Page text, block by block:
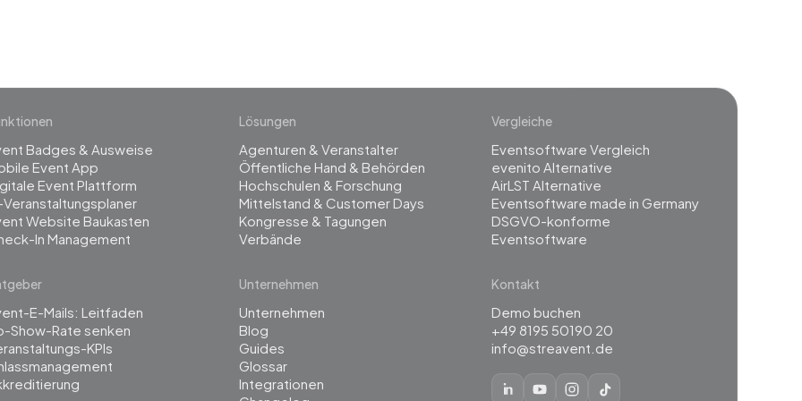
Badges & Ausweise
Event App
Event Plattform
Veranstaltungsplaner
Website Baukasten
In Management
Lösungen
Agenturen & Veranstalter
Öffentliche Hand & Behörden
Hochschulen & Forschung
Mittelstand & Customer Days
Kongresse & Tagungen
Verbände
Vergleiche
Eventsoftware Vergleich
evenito Alternative
AirLST Alternative
Eventsoftware made in Germany
DSGVO-konforme
Eventsoftware
E-Mails: Leitfaden
Show-Rate senken
KPIs
Unternehmen
Unternehmen
Blog
Guides
Glossar
Integrationen
Kontakt
Demo buchen
+49 8195 50190 20
info@streavent.de